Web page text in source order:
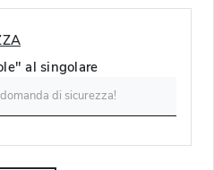
al singolare